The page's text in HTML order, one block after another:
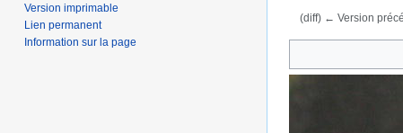
(diff) ← Version
Version imprimable
Lien permanent
Information sur la page